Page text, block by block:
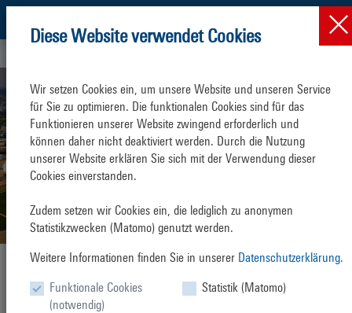
Natur-und Umweltschutz
Der Betrieb des Überseehafens ist mit Emissionen verbunden. Die
Diese Website verwendet Cookies
Wir setzen Cookies ein, um unsere Website und unseren Service
für Sie zu optimieren. Die funktionalen Cookies sind für das
Funktionieren unserer Website zwingend erforderlich und
können daher nicht deaktiviert werden. Durch die Nutzung
unserer Website erklären Sie sich mit der Verwendung dieser
Cookies einverstanden.
Zudem setzen wir Cookies ein, die lediglich zu anonymen
Statistikzwecken (Matomo) genutzt werden.
Weitere Informationen finden Sie in unserer Datenschutzerklärung.
Funktionale Cookies
(notwendig)
Statistik (Matomo)